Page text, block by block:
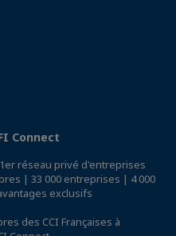
Connect
réseau privé d'entreprises
| 33 000 entreprises | 4 000
exclusifs
des CCI Françaises à